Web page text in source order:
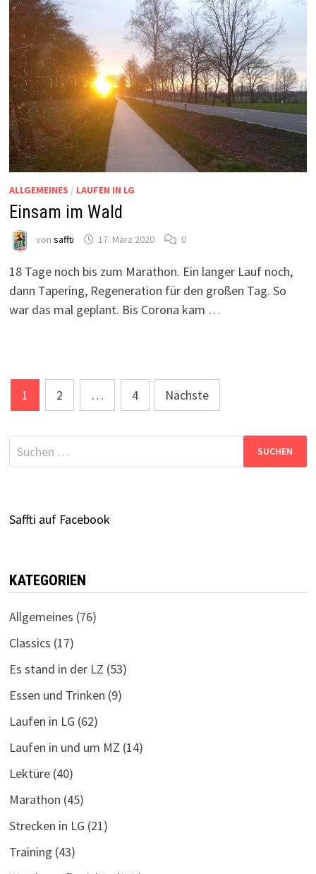
ALLGEMEINES / LAUFEN IN LG
Einsam im Wald
von saffti 17. März 2020 0
18 Tage noch bis zum Marathon. Ein langer Lauf noch,
dann Tapering, Regeneration für den großen Tag. So
war das mal geplant. Bis Corona kam …
Seitennummerierung
der
Beiträge
1 2 … 4 Nächste
Suchen
nach:
Saffti auf Facebook
KATEGORIEN
Allgemeines (76)
Classics (17)
Es stand in der LZ (53)
Essen und Trinken (9)
Laufen in LG (62)
Laufen in und um MZ (14)
Lektüre(40)
Marathon (45)
Strecken in LG (21)
Training (43)